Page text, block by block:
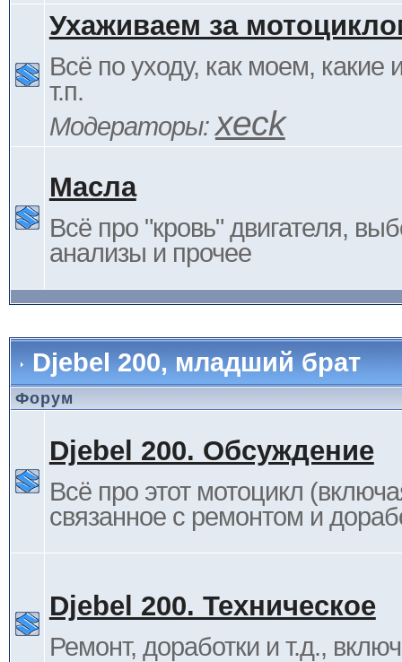
Ухаживаем за
Всё по уходу, как моем, какие
т.п.
Модераторы:xeck
Масла
Всё про "кровь" двигателя,
анализы и прочее
Djebel 200, младший брат
Форум
Djebel 200. Обсуждение
Всё про этот мотоцикл
связанное с ремонтом и
Djebel 200. Техническое
Ремонт, доработки и т.д.,